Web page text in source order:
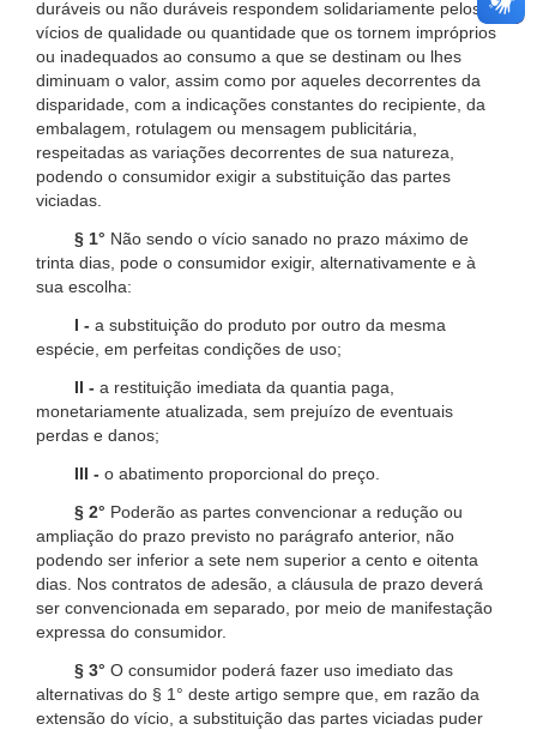
duráveis ou não duráveis respondem solidariamente pelos
vícios de qualidade ou quantidade que os tornem impróprios
ou inadequados ao consumo a que se destinam ou lhes
diminuam o valor, assim como por aqueles decorrentes da
disparidade, com a indicações constantes do recipiente, da
embalagem, rotulagem ou mensagem publicitária,
respeitadas as variações decorrentes de sua natureza,
podendo o consumidor exigir a substituição das partes
viciadas.
§ 1° Não sendo o vício sanado no prazo máximo de
trinta dias, pode o consumidor exigir, alternativamente e à
sua escolha:
I - a substituição do produto por outro da mesma
espécie, em perfeitas condições de uso;
II - a restituição imediata da quantia paga,
monetariamente atualizada, sem prejuízo de eventuais
perdas e danos;
III - o abatimento proporcional do preço.
§ 2° Poderão as partes convencionar a redução ou
ampliação do prazo previsto no parágrafo anterior, não
podendo ser inferior a sete nem superior a cento e oitenta
dias. Nos contratos de adesão, a cláusula de prazo deverá
ser convencionada em separado, por meio de manifestação
expressa do consumidor.
§ 3° O consumidor poderá fazer uso imediato das
alternativas do § 1° deste artigo sempre que, em razão da
extensão do vício, a substituição das partes viciadas puder